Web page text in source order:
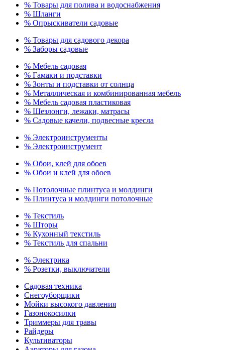
% Товары для полива и водоснабжения
% Шланги
% Опрыскиватели садовые
% Товары для садового декора
% Заборы садовые
% Мебель садовая
% Гамаки и подставки
% Зонты и подставки от солнца
% Металлическая и комбинированная мебель
% Мебель садовая пластиковая
% Шезлонги, лежаки, матрасы
% Садовые качели, подвесные кресла
% Электроинструменты
% Электроинструмент
% Обои, клей для обоев
% Обои и клей для обоев
% Потолочные плинтуса и молдинги
% Плинтуса и молдинги потолочные
% Текстиль
% Шторы
% Кухонный текстиль
% Текстиль для спальни
% Электрика
% Розетки, выключатели
Садовая техника
Снегоуборщики
Мойки высокого давления
Газонокосилки
Триммеры для травы
Райдеры
Культиваторы